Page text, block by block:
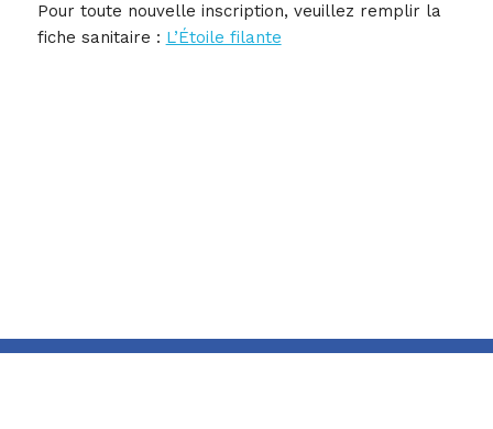
Pour toute nouvelle inscription, veuillez remplir la
fiche sanitaire : L’Étoile filante